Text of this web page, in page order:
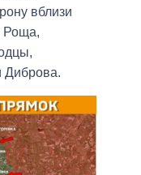
вблизи
Роща,
Диброва.